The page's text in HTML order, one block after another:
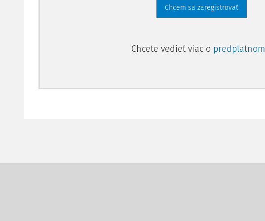
Chcem sa zaregistrovať
Chcete vedieť viac o predplatnom